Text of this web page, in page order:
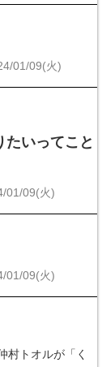
01/09(火)
たいってこと
01/09(火)
01/09(火)
村トオルが「く